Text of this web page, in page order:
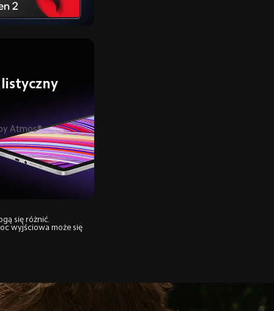
Atmos®
się różnić.
wyjściowa może się